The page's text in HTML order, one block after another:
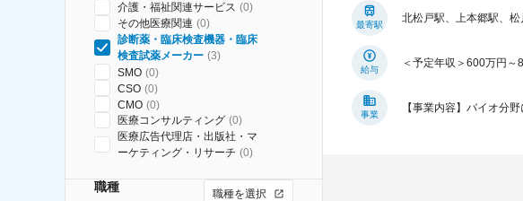
介護・福祉関連サービス (0)
その他医療関連 (0)
診断薬・臨床検査機器・臨床
検査試薬メーカー (3)
SMO (0)
CSO (0)
CMO (0)
医療コンサルティング (0)
医療広告代理店・出版社・マ
ーケティング・リサーチ (0)
職種 職種を選択
最寄駅
北松戸駅、上本郷駅、松
給与
＜予定年収＞600万円～
事業
【事業内容】バイオ分